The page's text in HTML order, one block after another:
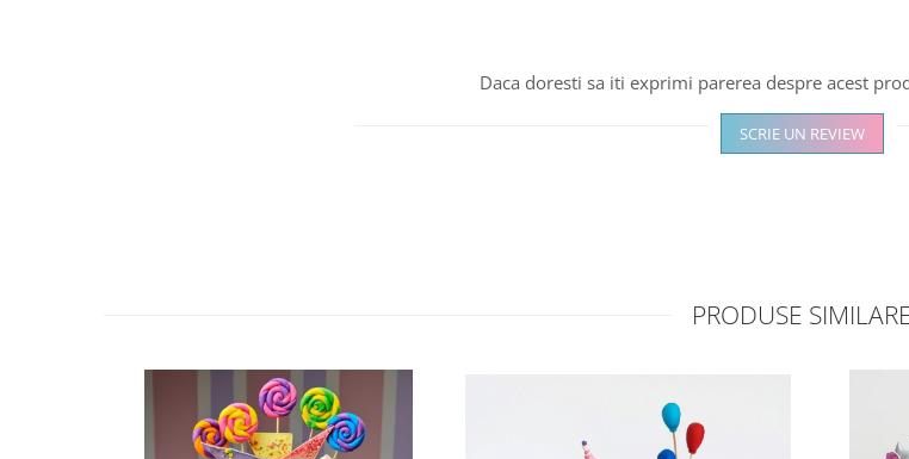
Daca doresti sa iti exprimi parerea despre acest
SCRIE UN REVIEW
PRODUSE